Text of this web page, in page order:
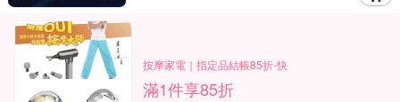
按摩家電｜指定品結帳85折-快
滿1件享85折